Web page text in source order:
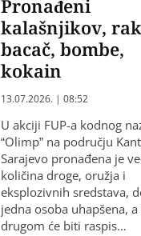
Pronađeni
kalašnjikov,
bacač, bombe,
kokain
13.07.2026. | 08:52
U akciji FUP-a kodnog
“Olimp” na području
Sarajevo pronađena je
količina droge, oružja i
eksplozivnih sredstava,
jedna osoba uhapšena, a
drugom će biti raspis…